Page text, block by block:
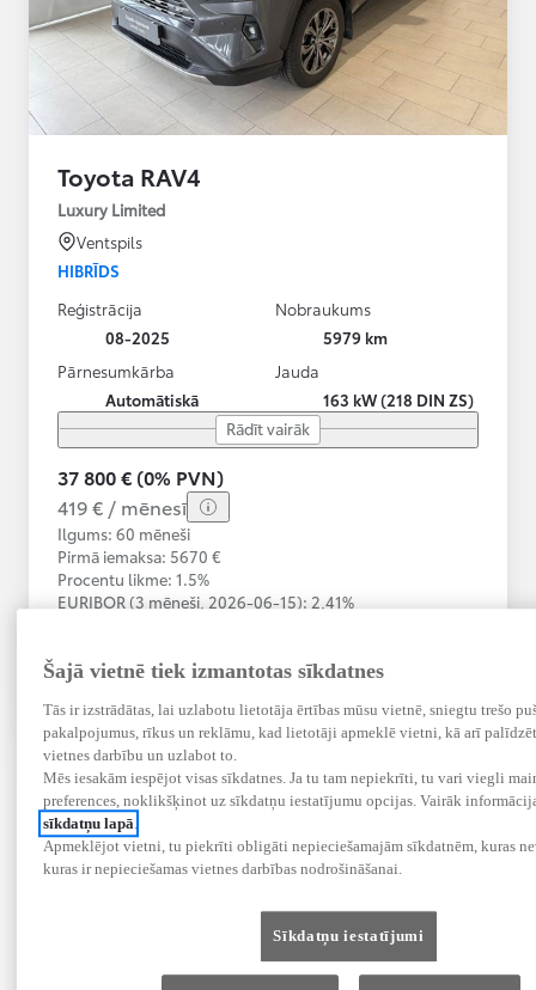
Toyota RAV4
Luxury Limited
Ventspils
HIBRĪDS
Reģistrācija
08-2025
Nobraukums
5979 km
Pārnesumkārba
Automātiskā
Jauda
163 kW (218 DIN ZS)
Rādīt vairāk
37 800 € (0% PVN)
419 € / mēnesī
Ilgums: 60 mēneši
Pirmā iemaksa: 5670 €
Procentu likme: 1.5%
EURIBOR (3 mēneši, 2026-06-15): 2,41%
Salīdzināt Saglabāt
Toyota Approved
2 gadi palīdzība uz ceļa
Šajā vietnē tiek izmantotas sīkdatnes
Tās ir izstrādātas, lai uzlabotu lietotāja ērtības mūsu vietnē, sniegtu trešo
pakalpojumus, rīkus un reklāmu, kad lietotāji apmeklē vietni, kā arī
vietnes darbību un uzlabot to.
Mēs iesakām iespējot visas sīkdatnes. Ja tu tam nepiekrīti, tu vari viegli
preferences, noklikšķinot uz sīkdatņu iestatījumu opcijas. Vairāk
sīkdatņu lapā.
Apmeklējot vietni, tu piekrīti obligāti nepieciešamajām sīkdatnēm, kuras
kuras ir nepieciešamas vietnes darbības nodrošināšanai.
Sīkdatņu iestatījumi